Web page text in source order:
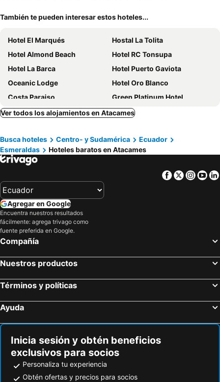
También te pueden interesar estos hoteles...
Hotel El Marqués
Hostal La Tolita
Hotel Almond Beach
Hotel RC Tonsupa
Hotel La Barca
Hotel Puerto Gaviota
Oceanic Lodge
Hotel Oro Blanco
Costa Paraiso
Green Platinum Hotel
Hosteria B Y B
Hotel Club del Sol
Hotel Cielo Azul
HOTEL SUNSHINE AIRE ACND y WIFI ZONE
Hotel Puerto Ballesta
Hotel Juan Sebastián
La Aldea
Hotel Kemarios
Hotel South Beach Atacames
Hotel Internacional en Atacames
La Bocana
Hosteria Cumilinche
Tonsupa Esmeraldas
Hotel Via Via Tonsupa
Hotel Atacames Inn
Seacret Suites
Complejo Vacacional Chacras
Torino Equador
Peñón de Súa
Complejo Turistico el Bosque
Cabanas Caida Del Sol
Carluz
Hosteria Palmira Mar Tonsupa
Ver todos los alojamientos en Atacames
Busca hoteles Centro- y Sudamérica
Ecuador
Esmeraldas
Hoteles baratos en Atacames
Facebook
Twitter
Agregar en Google
Encuentra nuestros resultados
fácilmente: agrega trivago como
fuente preferida en Google.
Compañía
Nuestros productos
Términos y políticas
Ayuda
Inicia sesión y obtén beneficios
exclusivos para socios
Personaliza tu experiencia
Obtén ofertas y precios para socios